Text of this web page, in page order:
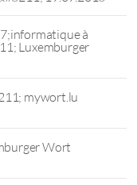
à
Luxemburger
mywort.lu
Wort